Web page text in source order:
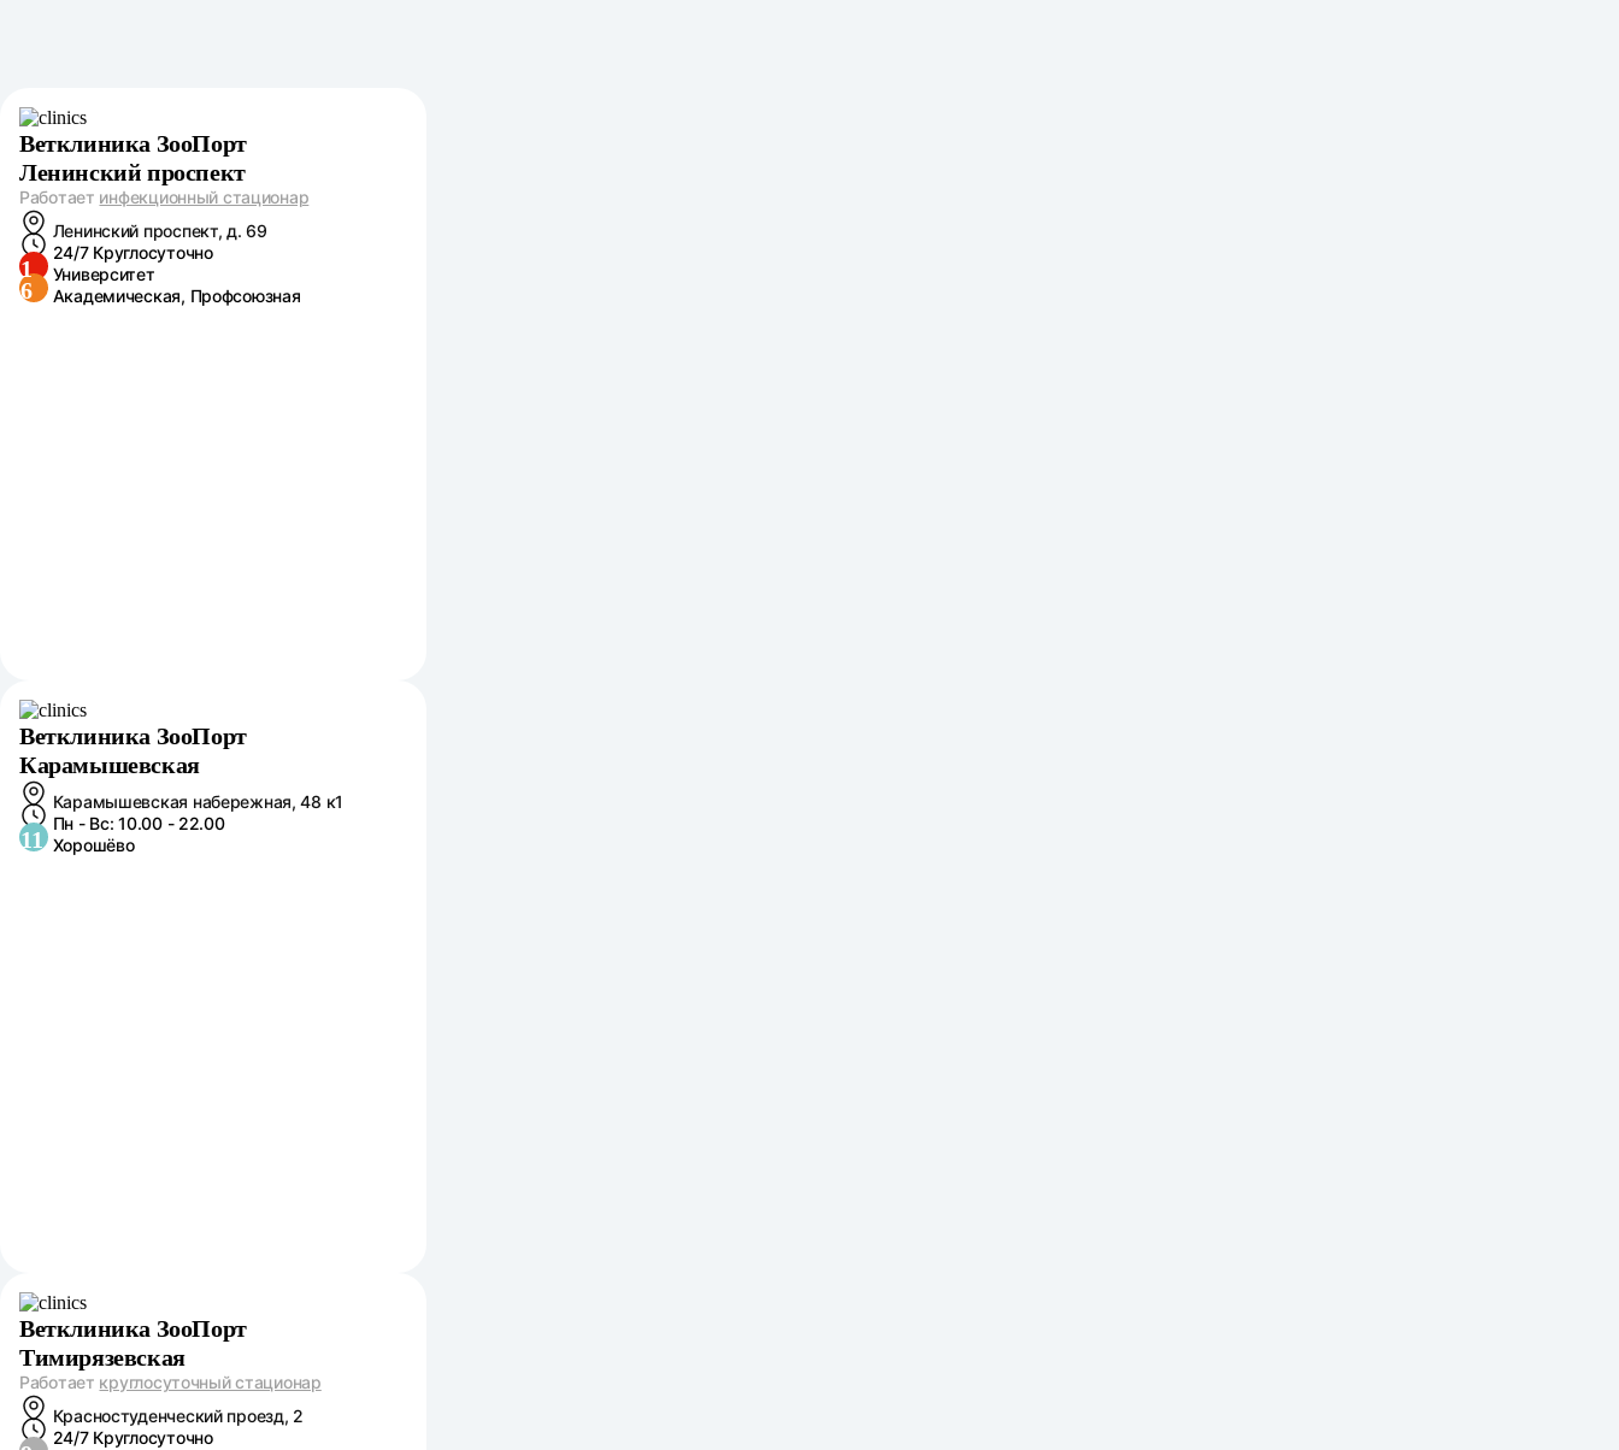
Ветклиника ЗооПорт
Ленинский проспект
Работает инфекционный стационар
Ленинский проспект, д. 69
24/7 Круглосуточно
1 Университет
6 Академическая, Профсоюзная
Ветклиника ЗооПорт
Карамышевская
Карамышевская набережная, 48 к1
Пн - Вс: 10.00 - 22.00
11 Хорошёво
Ветклиника ЗооПорт
Тимирязевская
Работает круглосуточный стационар
Красностуденческий проезд, 2
24/7 Круглосуточно